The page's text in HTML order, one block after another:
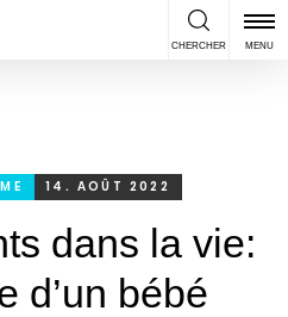
CHERCHER MENU
14. AOÛT 2022
dans la vie:
d’un bébé